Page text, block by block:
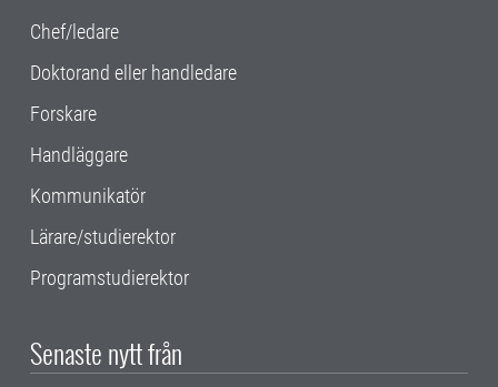
Chef/ledare
Doktorand eller handledare
Forskare
Handläggare
Kommunikatör
Lärare/studierektor
Programstudierektor
Senaste nytt från